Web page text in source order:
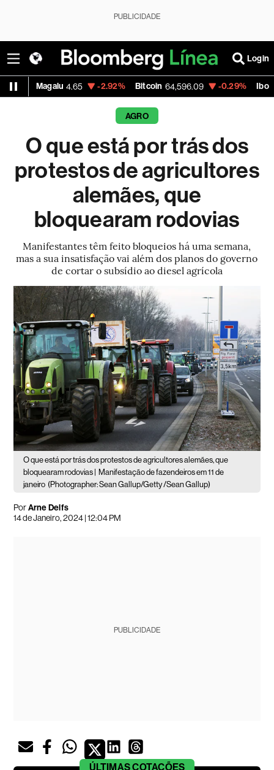
PUBLICIDADE
Login
+0.52% Vale ON 75.79 -1.13% Itaú PN 42.19 -0.45%
AGRO
O que está por trás dos
protestos de agricultores
alemães, que
bloquearam rodovias
Manifestantes têm feito bloqueios há uma semana,
mas a sua insatisfação vai além dos planos do governo
de cortar o subsídio ao diesel agrícola
O que está por trás dos protestos de agricultores alemães, que
bloquearam rodovias |
Manifestação de fazendeiros em 11 de
janeiro (Photographer: Sean Gallup/Getty /Sean Gallup)
PorArne Delfs
14 de Janeiro, 2024 | 12:04 PM
PUBLICIDADE
ÚLTIMASCOTAÇÕES